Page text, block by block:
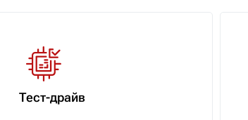
Тест-драйв